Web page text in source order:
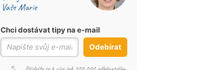
Chci dostávat tipy na e-mail
Odebírat